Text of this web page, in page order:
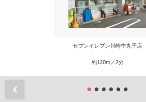
セブンイレブン川崎中丸子店
約120m／2分